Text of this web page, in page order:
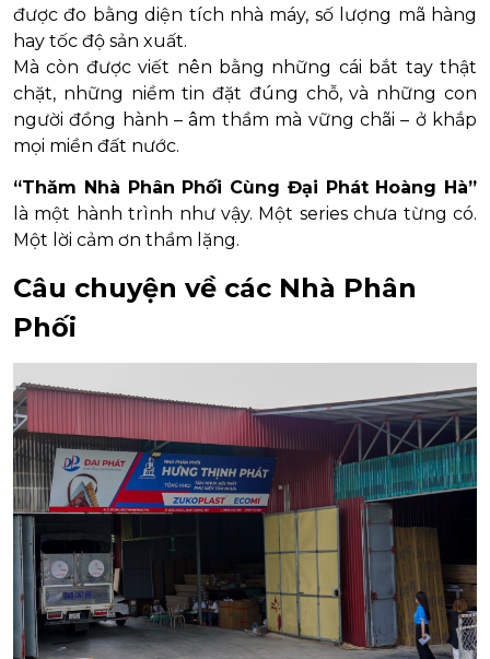
được đo bằng diện tích nhà máy, số lượng mã hàng
hay tốc độ sản xuất.
Mà còn được viết nên bằng những cái bắt tay thật
chặt, những niềm tin đặt đúng chỗ, và những con
người đồng hành – âm thầm mà vững chãi – ở khắp
mọi miền đất nước.
“Thăm Nhà Phân Phối Cùng Đại Phát Hoàng Hà”
là một hành trình như vậy. Một series chưa từng có.
Một lời cảm ơn thầm lặng.
Câu chuyện về các Nhà Phân
Phối